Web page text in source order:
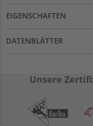
EIGENSCHAFTEN
DATENBLÄTTER
Unsere